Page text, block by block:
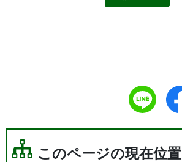
このページの現在位置